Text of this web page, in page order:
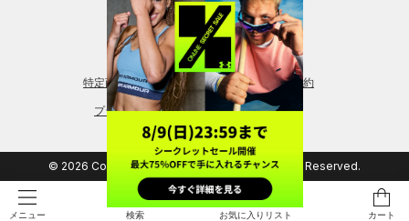
メニュー 検索 お気に入りリスト カート
レギンス＆タイツ
特定商取引法に基づく通販の表記 会員規約
プライバシーポリシー
© 2026 Copyright DOME Corporation. All Rights Reserved.